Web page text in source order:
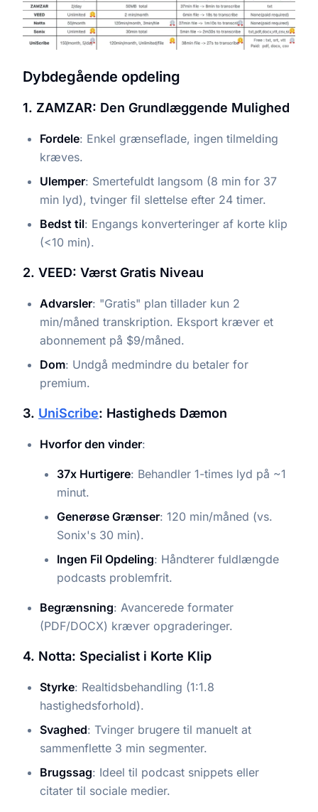
Dybdegående opdeling
1. ZAMZAR: Den Grundlæggende Mulighed
Fordele: Enkel grænseflade, ingen tilmelding
kræves.
Ulemper: Smertefuldt langsom (8 min for 37
min lyd), tvinger fil slettelse efter 24 timer.
Bedst til: Engangs konverteringer af korte klip
(<10 min).
2. VEED: Værst Gratis Niveau
Advarsler: "Gratis" plan tillader kun 2
min/måned transkription. Eksport kræver et
abonnement på $9/måned.
Dom: Undgå medmindre du betaler for
premium.
3. UniScribe: Hastigheds Dæmon
Hvorfor den vinder:
37x Hurtigere: Behandler 1-times lyd på ~1
minut.
Generøse Grænser: 120 min/måned (vs.
Sonix's 30 min).
Ingen Fil Opdeling: Håndterer fuldlængde
podcasts problemfrit.
Begrænsning: Avancerede formater
(PDF/DOCX) kræver opgraderinger.
4. Notta: Specialist i Korte Klip
Styrke: Realtidsbehandling (1:1.8
hastighedsforhold).
Svaghed: Tvinger brugere til manuelt at
sammenflette 3 min segmenter.
Brugssag: Ideel til podcast snippets eller
citater til sociale medier.